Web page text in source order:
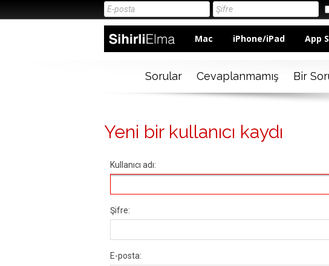
Mac iPhone/iPad App
Sorular Cevaplanmamış Bir
Yeni bir kullanıcı kaydı
Kullanıcı adı:
Şifre:
E-posta: